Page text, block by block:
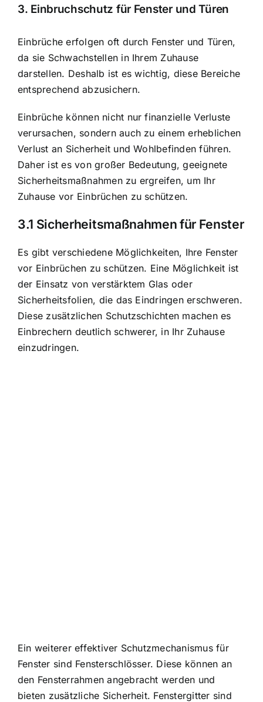
3. Einbruchschutz für Fenster und Türen
Einbrüche erfolgen oft durch Fenster und Türen,
da sie Schwachstellen in Ihrem Zuhause
darstellen. Deshalb ist es wichtig, diese Bereiche
entsprechend abzusichern.
Einbrüche können nicht nur finanzielle Verluste
verursachen, sondern auch zu einem erheblichen
Verlust an Sicherheit und Wohlbefinden führen.
Daher ist es von großer Bedeutung, geeignete
Sicherheitsmaßnahmen zu ergreifen, um Ihr
Zuhause vor Einbrüchen zu schützen.
3.1 Sicherheitsmaßnahmen für Fenster
Es gibt verschiedene Möglichkeiten, Ihre Fenster
vor Einbrüchen zu schützen. Eine Möglichkeit ist
der Einsatz von verstärktem Glas oder
Sicherheitsfolien, die das Eindringen erschweren.
Diese zusätzlichen Schutzschichten machen es
Einbrechern deutlich schwerer, in Ihr Zuhause
einzudringen.
Ein weiterer effektiver Schutzmechanismus für
Fenster sind Fensterschlösser. Diese können an
den Fensterrahmen angebracht werden und
bieten zusätzliche Sicherheit. Fenstergitter sind